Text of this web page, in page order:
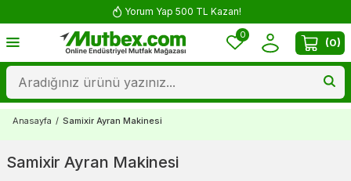
Yorum Yap 500 TL Kazan!
0
(0)
Anasayfa / Samixir Ayran Makinesi
Samixir Ayran Makinesi